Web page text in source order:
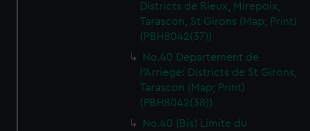
Districts de Rieux, Mirepoix,
Tarascon, St Girons (Map; Print)
(PBH8042(37))
No.40 Departement de
l'Arriege: Districts de St Girons,
Tarascon (Map; Print)
(PBH8042(38))
No.40 (Bis) Limite du